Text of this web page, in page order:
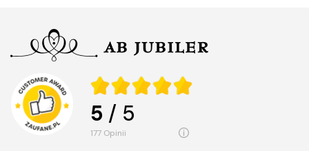
5 / 5
177 opinii